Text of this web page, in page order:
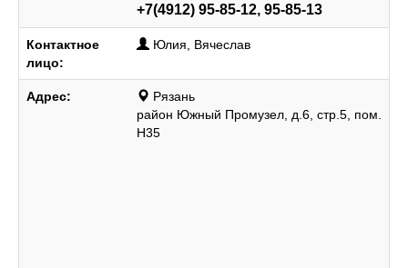
+7(4912) 95-85-12, 95-85-13
Контактное
лицо:
Юлия, Вячеслав
Адрес:
Рязань
район Южный Промузел, д.6, стр.5, пом.
Н35